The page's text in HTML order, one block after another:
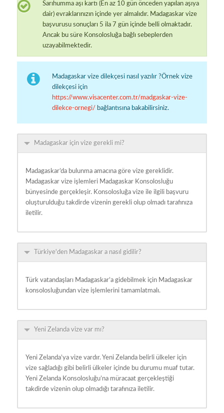
Sarıhumma aşı kartı (En az 10 gün önceden yapılan aşıya
dair) evraklarınızın içinde yer almalıdır. Madagaskar vize
başvurusu sonuçları 5 ila 7 gün içinde belli olmaktadır.
Ancak bu süre Konsolosluğa bağlı sebeplerden
uzayabilmektedir.
Madagaskar vize dilekçesi nasıl yazılır ?Örnek vize
dilekçesi için
https://www.visacenter.com.tr/madgaskar-vize-
dilekce-ornegi/ bağlantısına bakabilirsiniz.
Madagaskar için vize gerekli mi?
Madagaskar’da bulunma amacına göre vize gereklidir.
Madagaskar vize işlemleri Madagaskar Konsolosluğu
bünyesinde gerçekleşir. Konsolosluğa vize ile ilgili başvuru
oluşturulduğu takdirde vizenin gerekli olup olmadı tarafınıza
iletilir.
Türkiye'den Madagaskar a nasıl gidilir?
Türk vatandaşları Madagaskar’a gidebilmek için Madagaskar
konsolosluğundan vize işlemlerini tamamlatmalı.
Yeni Zelanda vize var mı?
Yeni Zelanda’ya vize vardır. Yeni Zelanda belirli ülkeler için
vize sağladığı gibi belirli ülkeler içinde bu durumu muaf tutar.
Yeni Zelanda Konsolosluğu’na müracaat gerçekleştiği
takdirde vizenin olup olmadığı tarafınıza iletilir.